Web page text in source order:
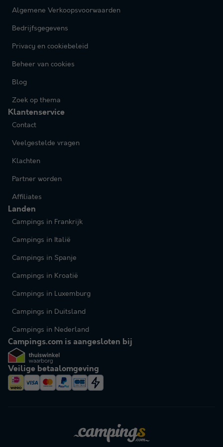
Algemene Verkoopsvoorwaarden
Bedrijfsgegevens
Privacy en cookiebeleid
Beheer van cookies
Blog
Zoek op thema
Klantenservice
Contact
Veelgestelde vragen
Klachten
Partner worden
Affiliates
Landen
Campings in Frankrijk
Campings in Italië
Campings in Spanje
Campings in Kroatië
Campings in Luxemburg
Campings in Duitsland
Campings in Nederland
Campings.com is aangesloten bij
Veilige betaalomgeving